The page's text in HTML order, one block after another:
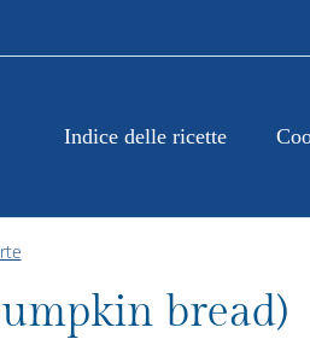
Indice delle ricette
bread)